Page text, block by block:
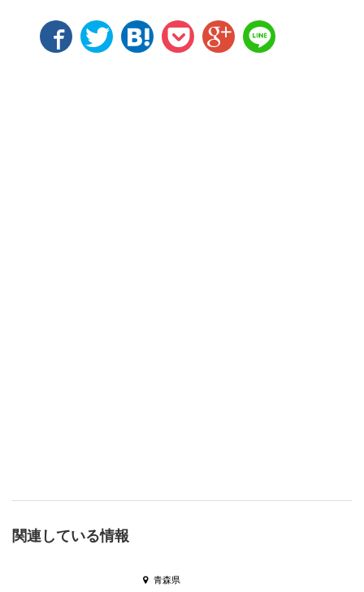
関連している情報
青森県